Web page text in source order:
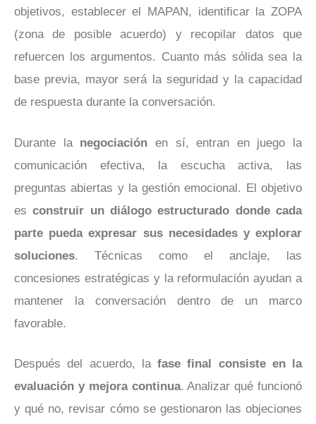
objetivos, establecer el MAPAN, identificar la ZOPA
(zona de posible acuerdo) y recopilar datos que
refuercen los argumentos. Cuanto más sólida sea la
base previa, mayor será la seguridad y la capacidad
de respuesta durante la conversación.
Durante la negociación en sí, entran en juego la
comunicación efectiva, la escucha activa, las
preguntas abiertas y la gestión emocional. El objetivo
esconstruir un diálogo estructurado donde cada
parte pueda expresar sus necesidades y explorar
soluciones. Técnicas como el anclaje, las
concesiones estratégicas y la reformulación ayudan a
mantener la conversación dentro de un marco
favorable.
Después del acuerdo, la fase final consiste en la
evaluación y mejora continua. Analizar qué funcionó
y qué no, revisar cómo se gestionaron las objeciones